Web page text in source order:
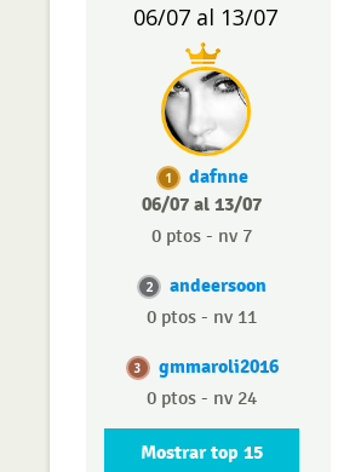
06/07 al 13/07
1
dafnne
06/07 al 13/07
0 ptos - nv 7
2 andeersoon
0 ptos - nv 11
3 gmmaroli2016
0 ptos - nv 24
Mostrar top 15